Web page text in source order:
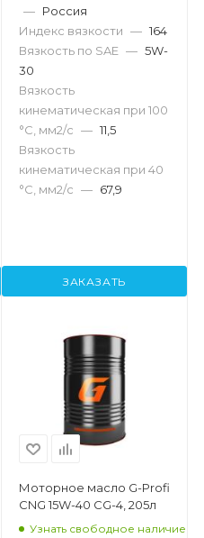
— Россия
Индекс вязкости — 164
Вязкость по SAE — 5W-
30
Вязкость
кинематическая при 100
°С, мм2/с — 11,5
Вязкость
кинематическая при 40
°С, мм2/с — 67,9
ЗАКАЗАТЬ
Моторное масло G-Profi
CNG 15W-40 CG-4, 205л
Узнать свободное наличие